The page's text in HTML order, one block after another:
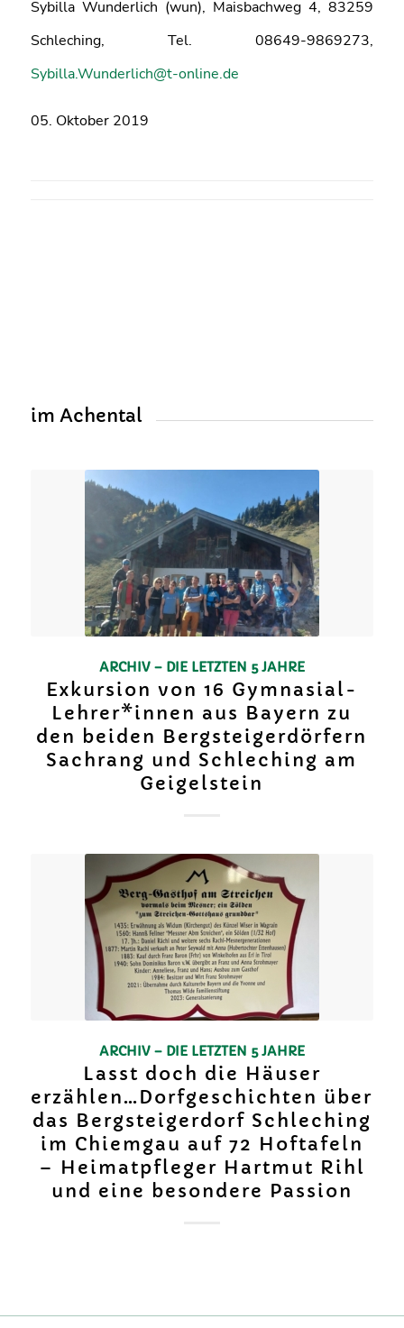
Sybilla Wunderlich (wun), Maisbachweg 4, 83259
Schleching, Tel. 08649-9869273,
Sybilla.Wunderlich@t-online.de
05. Oktober 2019
im Achental
ARCHIV – DIE LETZTEN 5 JAHRE
Exkursion von 16 Gymnasial-
Lehrer*innen aus Bayern zu
den beiden Bergsteigerdörfern
Sachrang und Schleching am
Geigelstein
ARCHIV – DIE LETZTEN 5 JAHRE
Lasst doch die Häuser
erzählen…Dorfgeschichten über
das Bergsteigerdorf Schleching
im Chiemgau auf 72 Hoftafeln
– Heimatpfleger Hartmut Rihl
und eine besondere Passion